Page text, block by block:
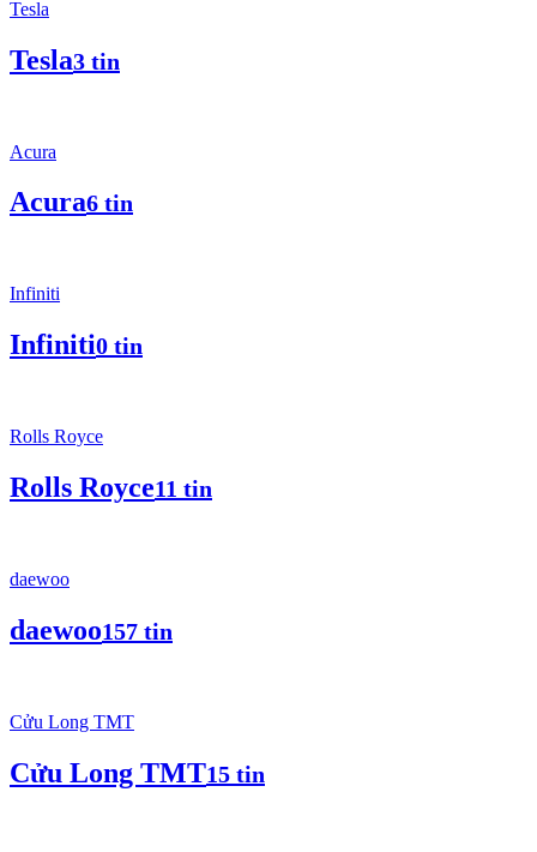
Tesla
Tesla3 tin
Acura
Acura6 tin
Infiniti
Infiniti0 tin
Rolls Royce
Rolls Royce11 tin
daewoo
daewoo157 tin
Cửu Long TMT
Cửu Long TMT15 tin